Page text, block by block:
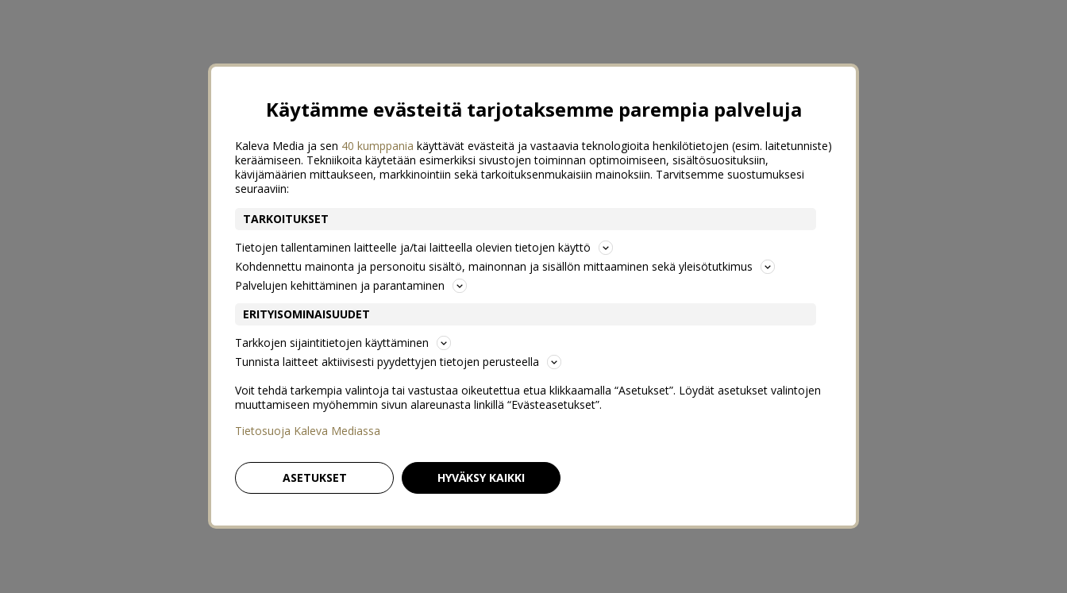
Käytämme evästeitä tarjotaksemme parempia palveluja
Kaleva Media ja sen 40 kumppania käyttävät evästeitä ja vastaavia teknologioita henkilötietojen (esim. laitetunniste)
keräämiseen. Tekniikoita käytetään esimerkiksi sivustojen toiminnan optimoimiseen, sisältösuosituksiin,
kävijämäärien mittaukseen, markkinointiin sekä tarkoituksenmukaisiin mainoksiin. Tarvitsemme suostumuksesi
seuraaviin:
TARKOITUKSET
Tietojen tallentaminen laitteelle ja/tai laitteella olevien tietojen käyttö
Kohdennettu mainonta ja personoitu sisältö, mainonnan ja sisällön mittaaminen sekä yleisötutkimus
Palvelujen kehittäminen ja parantaminen
ERITYISOMINAISUUDET
Tarkkojen sijaintitietojen käyttäminen
Tunnista laitteet aktiivisesti pyydettyjen tietojen perusteella
Voit tehdä tarkempia valintoja tai vastustaa oikeutettua etua klikkaamalla “Asetukset”. Löydät asetukset valintojen
muuttamiseen myöhemmin sivun alareunasta linkillä “Evästeasetukset”.
Tietosuoja Kaleva Mediassa
ASETUKSET HYVÄKSY KAIKKI